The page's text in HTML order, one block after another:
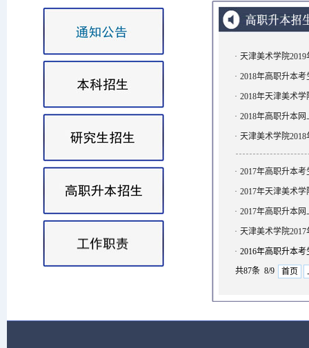
· 天津美术学院
· 2018年高职升本
· 2018年天津美术
· 2018年高职升本网
· 天津美术学院
· 2017年高职升本
· 2017年天津美术
· 2017年高职升本网
· 天津美术学院
· 2016年高职升本
共87条 8/9
首页